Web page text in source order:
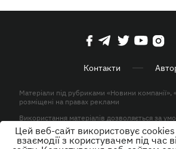
Контакти
Матеріали під рубриками «Новини компанії»,
розміщені на правах реклами
Використання матеріалів дозволяється за
активного гіперпосилання на KP.UA в першому
© ТОВ «ЮЛАВ МЕДІА» 2026. Всі права
Цей веб-сайт використовує
взаємодії з користувачем під час